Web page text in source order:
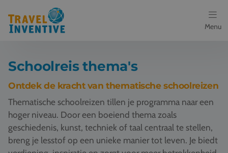
Menu
Bestemmingen
Schoolreis thema's
Voor docenten
Over ons
Schoolreis thema's
Ontdek de kracht van thematische schoolreizen
Thematische schoolreizen tillen je programma naar een
hoger niveau. Door een boeiend thema zoals
geschiedenis, kunst, techniek of taal centraal te stellen,
breng je lesstof op een unieke manier tot leven. Je biedt